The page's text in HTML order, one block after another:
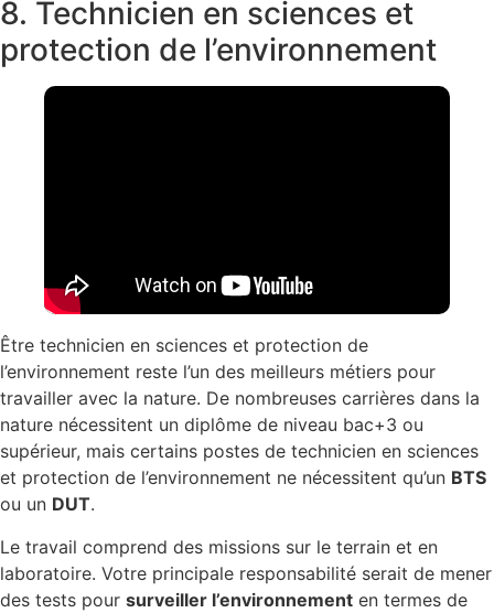
8. Technicien en sciences et
protection de l’environnement
Être technicien en sciences et protection de
l’environnement reste l’un des meilleurs métiers pour
travailler avec la nature. De nombreuses carrières dans la
nature nécessitent un diplôme de niveau bac+3 ou
supérieur, mais certains postes de technicien en sciences
et protection de l’environnement ne nécessitent qu’un BTS
ou un DUT.
Le travail comprend des missions sur le terrain et en
laboratoire. Votre principale responsabilité serait de mener
des tests pour surveiller l’environnement en termes de